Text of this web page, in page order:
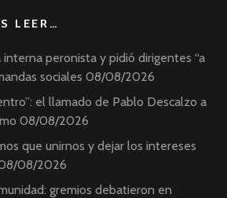
LEER…
peronista y pidió dirigentes “a
sociales 08/08/2026
el llamado de Pablo Descalzo a
08/08/2026
que unirnos y dejar los intereses
08/2026
gremios debatieron en